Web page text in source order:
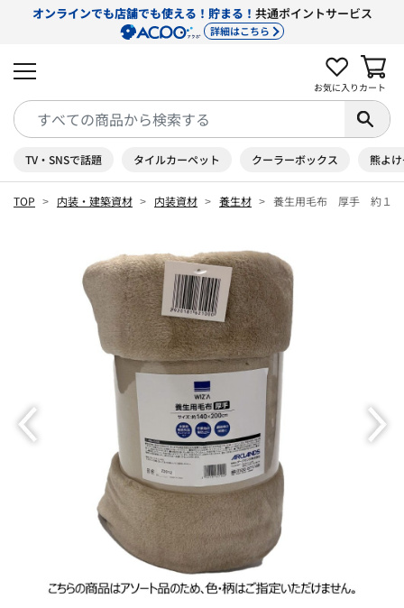
オンラインでも店舗でも使える！貯まる！ 共通ポイントサービス
詳細はこちら
お気に入り カート
TV・SNSで話題 タイルカーペット クーラーボックス 熊よ
TOP 内装・建築資材 内装資材 養生材 養生用毛布 厚手 約１